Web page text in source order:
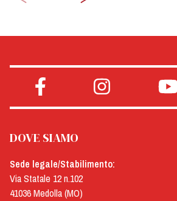
DOVE SIAMO
Sede legale/Stabilimento:
Via Statale 12 n.102
41036 Medolla (MO)